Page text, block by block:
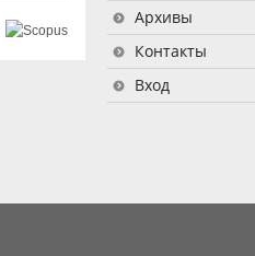
Архивы
Контакты
Вход